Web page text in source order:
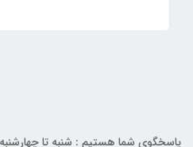
پاسخگوی شما هستیم : شنبه تا چهارشنبه 9:00-17:30 . پنج شنبه 9:00-14:00